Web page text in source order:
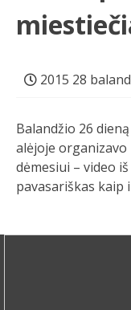
2015 28
Balandžio 26
alėjoje organizavo
dėmesiui – video
pavasariškas kaip